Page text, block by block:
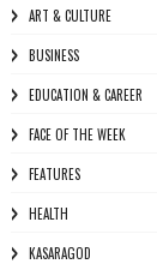
ART & CULTURE
BUSINESS
EDUCATION & CAREER
FACE OF THE WEEK
FEATURES
HEALTH
KASARAGOD